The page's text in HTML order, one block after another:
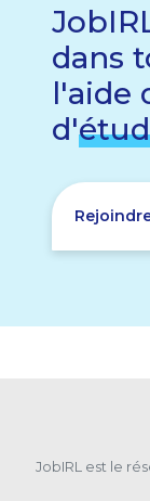
dans
l'aide
d'
JobIRL est le